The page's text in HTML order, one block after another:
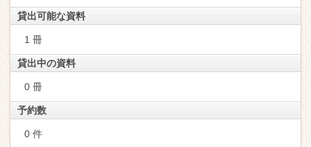
貸出可能な資料
1 冊
貸出中の資料
0 冊
予約数
0 件